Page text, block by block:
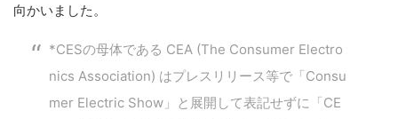
向かいました。
*CESの母体である CEA (The Consumer Electro
nics Association) はプレスリリース等で「Consu
mer Electric Show」と展開して表記せずに「CE